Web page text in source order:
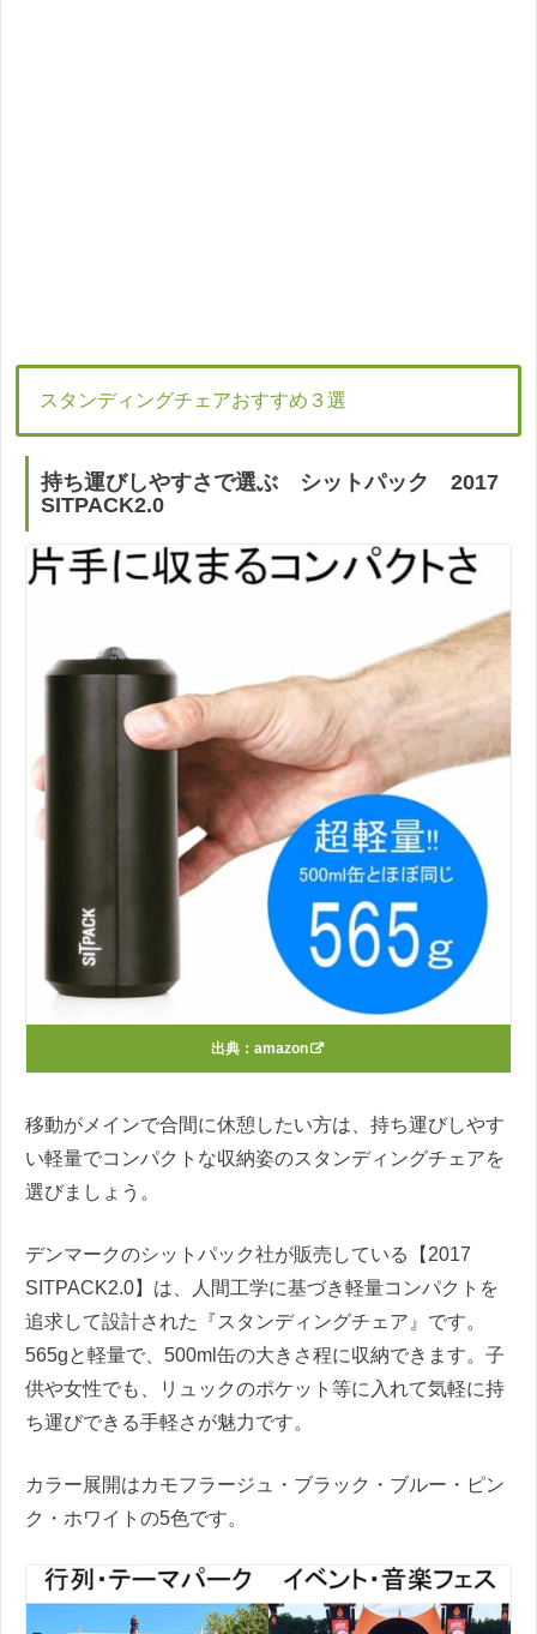
スタンディングチェアおすすめ３選
持ち運びしやすさで選ぶ シットパック 2017
SITPACK2.0
出典： amazon
移動がメインで合間に休憩したい方は、持ち運びしやす
い軽量でコンパクトな収納姿のスタンディングチェアを
選びましょう。
デンマークのシットパック社が販売している【2017
SITPACK2.0】は、人間工学に基づき軽量コンパクトを
追求して設計された『スタンディングチェア』です。
565gと軽量で、500ml缶の大きさ程に収納できます。子
供や女性でも、リュックのポケット等に入れて気軽に持
ち運びできる手軽さが魅力です。
カラー展開はカモフラージュ・ブラック・ブルー・ピン
ク・ホワイトの5色です。